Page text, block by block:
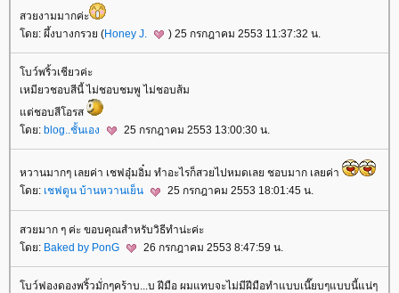
สวยงามมากค่ะ
ดย: ผึ้งบางกรวย (Honey J. ) 25 กรกฎาคม 2553 11:37:32 น.
บว์พริ้วเชียวค่ะ
เหมียวชอบสีนี้ ไม่ชอบชมพู ไม่ชอบส้ม
ต่ชอบสีโอรส
ดย: blog..ชั้นเอง 25 กรกฎาคม 2553 13:00:30 น.
หวานมากๆ เลยค่า เชฟอุ๋มอิ๋ม ทำอะไรก็สวยไปหมดเลย ชอบมาก เลยค่า
ดย: เชฟตูน บ้านหวานเย็น 25 กรกฎาคม 2553 18:01:45 น.
สวยมาก ๆ ค่ะ ขอบคุณสำหรับวิธีทำน่ะค่ะ
ดย: Baked by PonG 26 กรกฎาคม 2553 8:47:59 น.
บว์ฟองดองพริ้วมั่กๆคร้าบ...บ ฝีมือ ผมแทบจะไม่มีฝีมือทำแบบเนี๊ยบๆแบบนี้แน่ๆ